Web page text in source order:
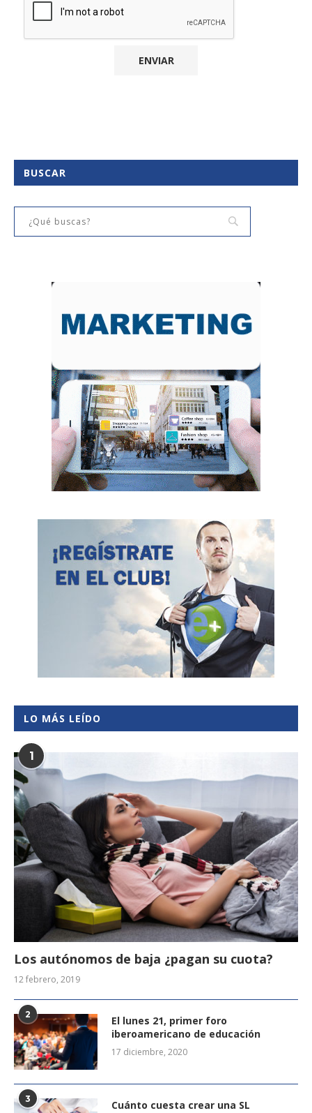
BUSCAR
LO MÁS LEÍDO
1
Los autónomos de baja ¿pagan su cuota?
12 febrero, 2019
2
El lunes 21, primer foro
iberoamericano de educación
17 diciembre, 2020
3 Cuánto cuesta crear una SL